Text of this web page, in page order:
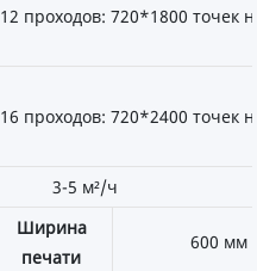
12 проходов: 720*1800 точек
16 проходов: 720*2400 точек
3-5 м²/ч
Ширина
печати
600 мм